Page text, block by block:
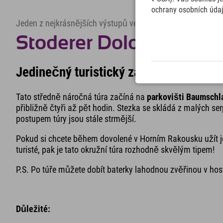
Jeden z nejkrásnějších výstupů ve východních Alpách v
Stoderer
Jedinečný turistický zážitek v Horním
Tato středně náročná túra začíná na parkovišti
přibližně čtyři až pět hodin. Stezka se skládá z malých
postupem túry jsou stále strmější.
Pokud si chcete během dovolené v Horním Rakousku užít
turisté, pak je tato okružní túra rozhodně skvělým tipem!
P.S. Po túře můžete dobít baterky lahodnou zvěřinou v
Důležité:
ochrany osobních